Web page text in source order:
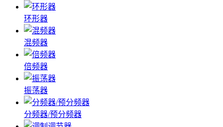
环形器
混频器
倍频器
振荡器
分频器/预分频器